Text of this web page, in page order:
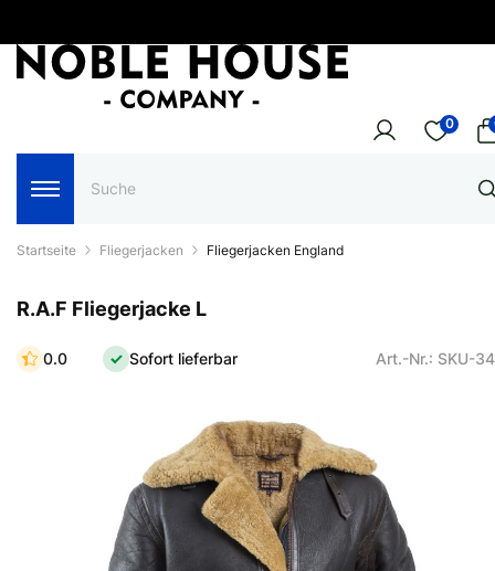
0
Startseite Fliegerjacken Fliegerjacken England
R.A.F Fliegerjacke L
0.0 Sofort lieferbar Art.-Nr.: SKU-